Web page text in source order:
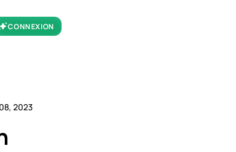
CONNEXION
2023